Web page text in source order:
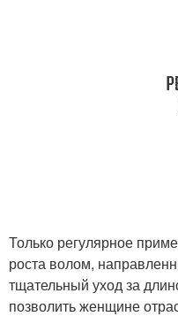
Только регулярное
роста волом,
тщательный уход за
позволить женщине